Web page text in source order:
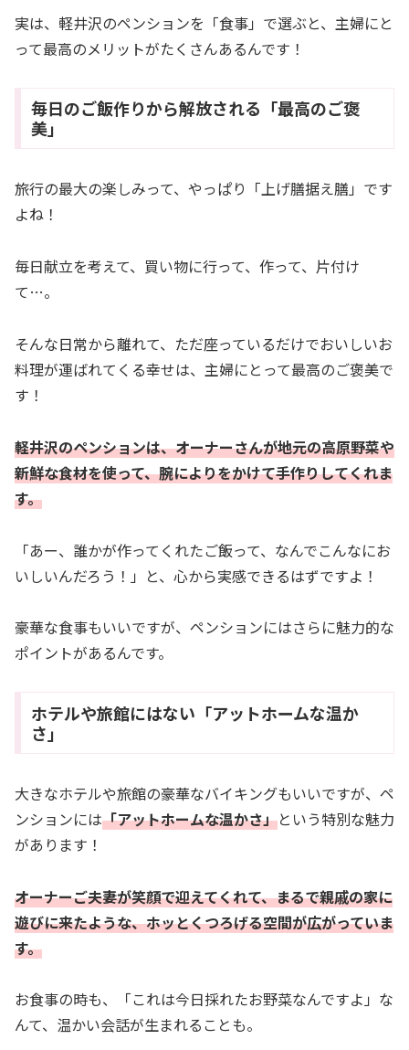
実は、軽井沢のペンションを「食事」で選ぶと、主婦にと
って最高のメリットがたくさんあるんです！
毎日のご飯作りから解放される「最高のご褒
美」
旅行の最大の楽しみって、やっぱり「上げ膳据え膳」です
よね！
毎日献立を考えて、買い物に行って、作って、片付け
て…。
そんな日常から離れて、ただ座っているだけでおいしいお
料理が運ばれてくる幸せは、主婦にとって最高のご褒美で
す！
軽井沢のペンションは、オーナーさんが地元の高原野菜や
新鮮な食材を使って、腕によりをかけて手作りしてくれま
す。
「あー、誰かが作ってくれたご飯って、なんでこんなにお
いしいんだろう！」と、心から実感できるはずですよ！
豪華な食事もいいですが、ペンションにはさらに魅力的な
ポイントがあるんです。
ホテルや旅館にはない「アットホームな温か
さ」
大きなホテルや旅館の豪華なバイキングもいいですが、ペ
ンションには「アットホームな温かさ」という特別な魅力
があります！
オーナーご夫妻が笑顔で迎えてくれて、まるで親戚の家に
遊びに来たような、ホッとくつろげる空間が広がっていま
す。
お食事の時も、「これは今日採れたお野菜なんですよ」な
んて、温かい会話が生まれることも。